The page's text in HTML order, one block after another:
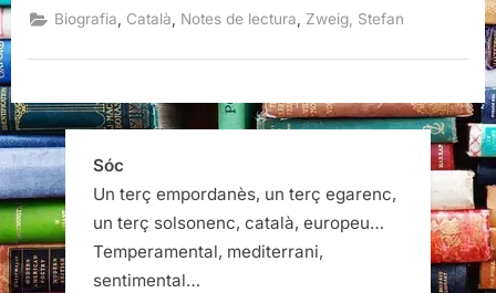
la
seva
Stefan
Biografia Català Notes de lectura Zweig, Stefan
Sóc
Un terç empordanès, un terç egarenc,
un terç solsonenc, català, europeu…
Temperamental, mediterrani,
sentimental…